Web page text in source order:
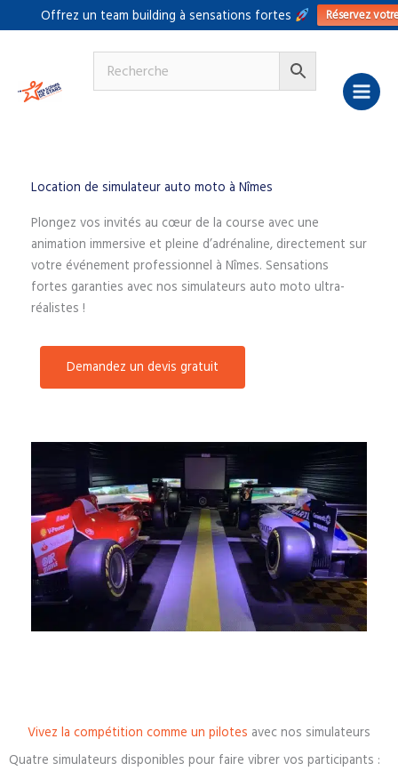
Offrez un team building à sensations fortes Réservez
au
Location de simulateur auto moto à Nîmes
Plongez vos invités au cœur de la course avec une
animation immersive et pleine d’adrénaline, directement sur
votre événement professionnel à Nîmes. Sensations
fortes garanties avec nos simulateurs auto moto ultra-
réalistes !
Demandez un devis gratuit
Vivez la compétition comme un pilotes avec nos simulateurs
Quatre simulateurs disponibles pour faire vibrer vos participants :